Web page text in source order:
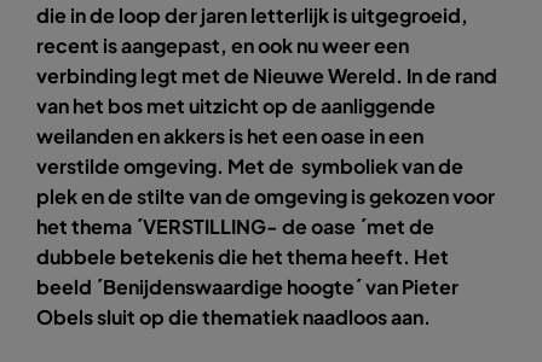
die in de loop der jaren letterlijk is uitgegroeid,
recent is aangepast, en ook nu weer een
verbinding legt met de Nieuwe Wereld. In de rand
van het bos met uitzicht op de aanliggende
weilanden en akkers is het een oase in een
verstilde omgeving. Met de symboliek van de
plek en de stilte van de omgeving is gekozen voor
het thema ´VERSTILLING- de oase ´met de
dubbele betekenis die het thema heeft. Het
beeld ´Benijdenswaardige hoogte´ van Pieter
Obels sluit op die thematiek naadloos aan.